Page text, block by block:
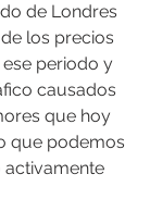
de Londres
los precios
periodo y
causados
que hoy
que podemos